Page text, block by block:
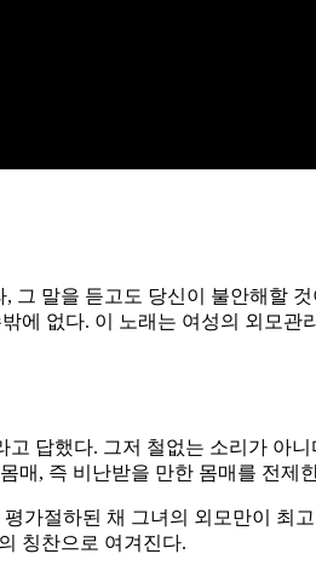
그 말을 듣고도 당신이 불안해할
없다. 이 노래는 여성의 외모관
답했다. 그저 철없는 소리가 아
매, 즉 비난받을 만한 몸매를 전제
가절하된 채 그녀의 외모만이 최
칭찬으로 여겨진다.